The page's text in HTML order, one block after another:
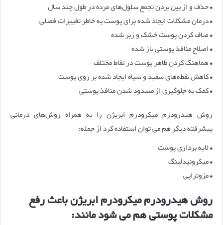
• حذف و از بین بردن تجمع سلول‌های مرده در طول چند سال
• درمان مشکلات ایجاد شده برای پوست به خاطر تغییرات فصلی
• صاف کردن پوست خشک و زبر شده
• اصلاح منافذ پوستی باز شده
• هماهنگ کردن ظاهر پوست در نقاط مختلف
• کاهش نقطه‌های سفید و سیاه ایجاد شده بر روی پوست
• کمک به جلوگیری از مسدود شدن منافذ پوستی
روش هیدرودرم میکرودرم ابریژن را به همراه روش‌های درمانی
پیشرفته دیگر هم می توان استفاده کرد از جمله:
• لایه‌ برداری پوست
• میکرونیدلینگ
• مزوتراپی
روش هیدرودرم میکرودرم ابریژن باعث رفع
مشکلات پوستی هم می شود مانند: